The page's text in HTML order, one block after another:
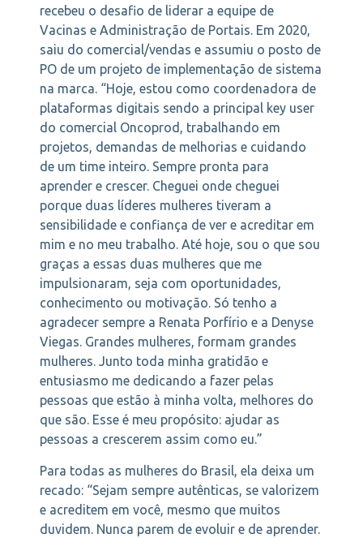
recebeu o desafio de liderar a equipe de
Vacinas e Administração de Portais. Em 2020,
saiu do comercial/vendas e assumiu o posto de
PO de um projeto de implementação de sistema
na marca. “Hoje, estou como coordenadora de
plataformas digitais sendo a principal key user
do comercial Oncoprod, trabalhando em
projetos, demandas de melhorias e cuidando
de um time inteiro. Sempre pronta para
aprender e crescer. Cheguei onde cheguei
porque duas líderes mulheres tiveram a
sensibilidade e confiança de ver e acreditar em
mim e no meu trabalho. Até hoje, sou o que sou
graças a essas duas mulheres que me
impulsionaram, seja com oportunidades,
conhecimento ou motivação. Só tenho a
agradecer sempre a Renata Porfírio e a Denyse
Viegas. Grandes mulheres, formam grandes
mulheres. Junto toda minha gratidão e
entusiasmo me dedicando a fazer pelas
pessoas que estão à minha volta, melhores do
que são. Esse é meu propósito: ajudar as
pessoas a crescerem assim como eu.”
Para todas as mulheres do Brasil, ela deixa um
recado: “Sejam sempre autênticas, se valorizem
e acreditem em você, mesmo que muitos
duvidem. Nunca parem de evoluir e de aprender.